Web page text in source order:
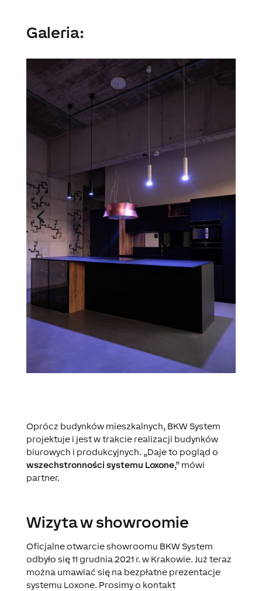
Galeria:
Oprócz budynków mieszkalnych, BKW System
projektuje i jest w trakcie realizacji budynków
biurowych i produkcyjnych. „Daje to pogląd o
wszechstronności systemu Loxone,” mówi
partner.
Wizyta w showroomie
Oficjalne otwarcie showroomu BKW System
odbyło się 11 grudnia 2021 r. w Krakowie. Już teraz
można umawiać się na bezpłatne prezentacje
systemu Loxone. Prosimy o kontakt